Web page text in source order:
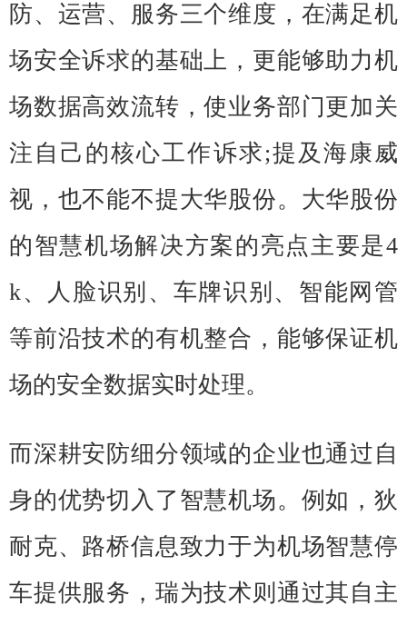
防、运营、服务三个维度，在满足机
场安全诉求的基础上，更能够助力机
场数据高效流转，使业务部门更加关
注自己的核心工作诉求;提及海康威
视，也不能不提大华股份。大华股份
的智慧机场解决方案的亮点主要是4
k、人脸识别、车牌识别、智能网管
等前沿技术的有机整合，能够保证机
场的安全数据实时处理。
而深耕安防细分领域的企业也通过自
身的优势切入了智慧机场。例如，狄
耐克、路桥信息致力于为机场智慧停
车提供服务，瑞为技术则通过其自主